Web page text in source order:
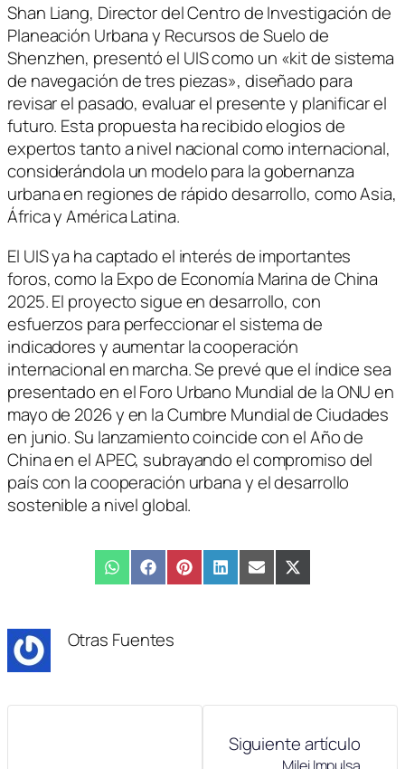
Shan Liang, Director del Centro de Investigación de
Planeación Urbana y Recursos de Suelo de
Shenzhen, presentó el UIS como un «kit de sistema
de navegación de tres piezas», diseñado para
revisar el pasado, evaluar el presente y planificar el
futuro. Esta propuesta ha recibido elogios de
expertos tanto a nivel nacional como internacional,
considerándola un modelo para la gobernanza
urbana en regiones de rápido desarrollo, como Asia,
África y América Latina.
El UIS ya ha captado el interés de importantes
foros, como la Expo de Economía Marina de China
2025. El proyecto sigue en desarrollo, con
esfuerzos para perfeccionar el sistema de
indicadores y aumentar la cooperación
internacional en marcha. Se prevé que el índice sea
presentado en el Foro Urbano Mundial de la ONU en
mayo de 2026 y en la Cumbre Mundial de Ciudades
en junio. Su lanzamiento coincide con el Año de
China en el APEC, subrayando el compromiso del
país con la cooperación urbana y el desarrollo
sostenible a nivel global.
Compartir
en
WhatsAppCompartir
en
FacebookCompartir
en
PinterestCompartir
en
LinkedInCompartir
en
EmailCompartir
en
X
(Twitter)
Otras Fuentes
Siguiente artículo